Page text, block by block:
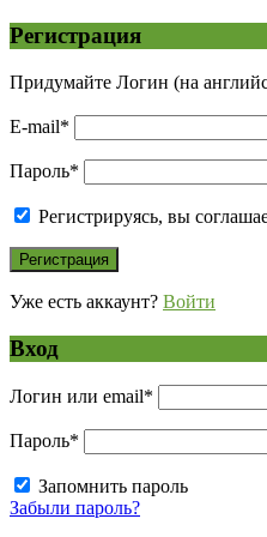
Регистрация
Придумайте Логин (на
E-mail*
Пароль*
Регистрируясь, вы
Уже есть аккаунт? Войти
Вход
Логин или email*
Пароль*
Запомнить пароль
Забыли пароль?